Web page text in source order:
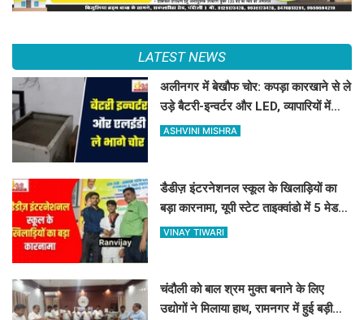
LATEST NEWS
अलीनगर में बेखौफ चोर: कपड़ा कारखाने से ले
उड़े बैटरी-इन्वर्टर और LED, व्यापारियों में
फैला भारी गुस्सा
ASHVINI MISHRA
डैडीज़ इंटरनेशनल स्कूल के खिलाड़ियों का
बड़ा कारनामा, यूपी स्टेट ताइक्वांडो में 5 मेडल्स
पर जमाया कब्जा
VINAY TIWARI
चंदौली को बाल श्रम मुक्त बनाने के लिए
उद्योगों ने मिलाया हाथ, रामनगर में हुई बड़ी